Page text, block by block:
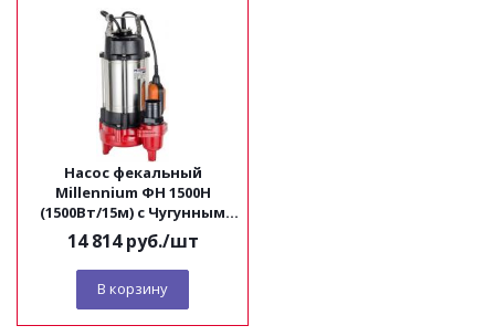
Насос фекальный
Millennium ФН 1500Н
(1500Вт/15м) с Чугунным
корпусом с
измельчителем
14 814руб./шт
В корзину